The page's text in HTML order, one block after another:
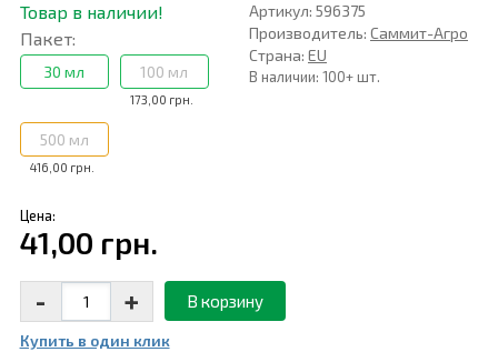
Товар в наличии!
Пакет:
30 мл
173,00 грн.
100 мл
416,00 грн.
500 мл
Артикул: 596375
Производитель: Саммит-Агро
Страна: EU
В наличии: 100+ шт.
Цена:
41,00 грн.
- + В корзину
Купить в один клик